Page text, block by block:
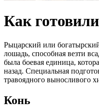
Как
Рыцарский или
лошадь, способная везти
была боевая единица,
назад. Специальная
травоядного выносливого
Конь